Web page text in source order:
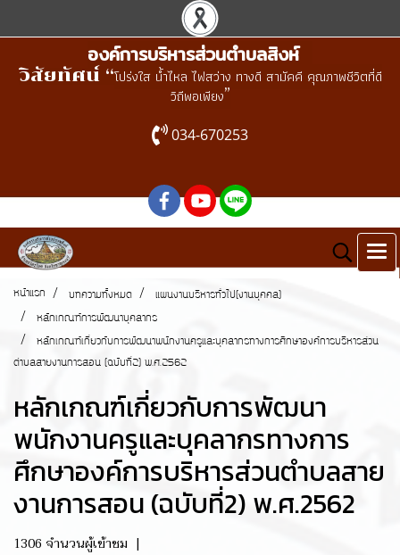
องค์การบริหารส่วนตำบลสิงห์
วิสัยทัศน์ “โปร่งใส น้ำไหล ไฟสว่าง ทางดี สามัคคี คุณภาพชีวิตที่ดี
วิถีพอเพียง”
034-670253
หน้าแรก บทความทั้งหมด แผนงานบริหารทั่วไป(งานบุคคล)
หลักเกณฑ์การพัฒนาบุคลากร
หลักเกณฑ์เกี่ยวกับการพัฒนาพนักงานครูและบุคลากรทางการศึกษาองค์การบริหารส่วน
ตำบลสายงานการสอน (ฉบับที่2) พ.ศ.2562
หลักเกณฑ์เกี่ยวกับการพัฒนา
พนักงานครูและบุคลากรทางการ
ศึกษาองค์การบริหารส่วนตำบลสาย
งานการสอน (ฉบับที่2) พ.ศ.2562
1306 จำนวนผู้เข้าชม |